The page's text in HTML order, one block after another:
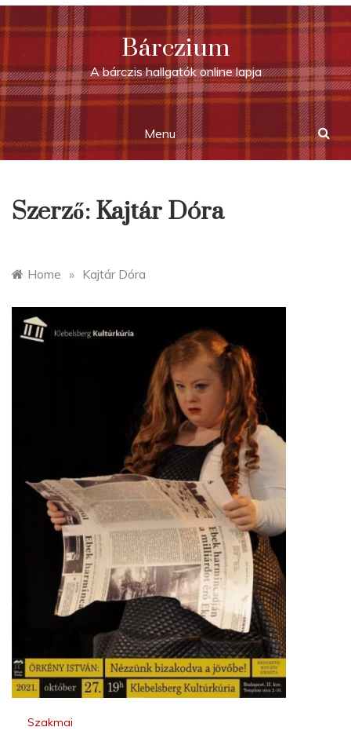
Skip
to
content
Bárczium
A bárczis hallgatók online lapja
Menu
Szerző: Kajtár Dóra
Home » Kajtár Dóra
Szakmai